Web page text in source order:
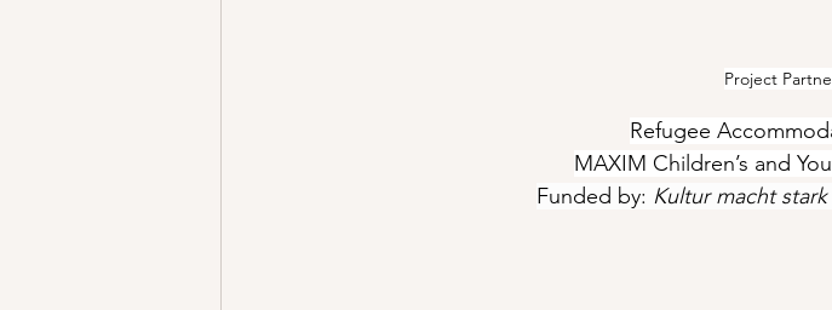
Project
Refugee
MAXIM Children’s and
Funded by: Kultur macht